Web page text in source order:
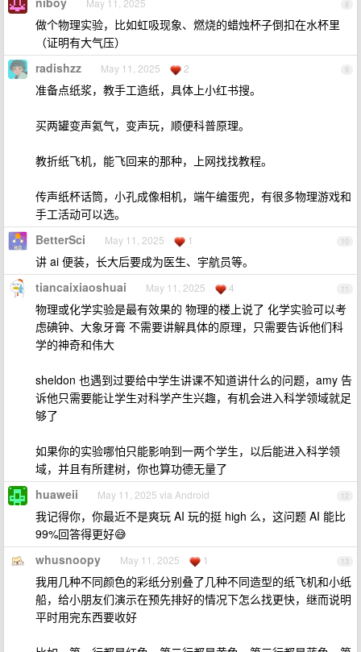
8
May 11, 2025
做个物理实验，比如虹吸现象、燃烧的蜡烛杯子倒扣在水杯里
（证明有大气压）
9
radishzz May 11, 2025 2
准备点纸浆，教手工造纸，具体上小红书搜。
买两罐变声氦气，变声玩，顺便科普原理。
教折纸飞机，能飞回来的那种，上网找找教程。
传声纸杯话筒，小孔成像相机，端午编蛋兜，有很多物理游戏和
手工活动可以选。
10
BetterSci May 11, 2025 1
讲 ai 便装，长大后要成为医生、宇航员等。
11
tiancaixiaoshuai May 11, 2025 4
物理或化学实验是最有效果的 物理的楼上说了 化学实验可以考
虑碘钟、大象牙膏 不需要讲解具体的原理，只需要告诉他们科
学的神奇和伟大
sheldon 也遇到过要给中学生讲课不知道讲什么的问题，amy 告
诉他只需要能让学生对科学产生兴趣，有机会进入科学领域就足
够了
如果你的实验哪怕只能影响到一两个学生，以后能进入科学领
域，并且有所建树，你也算功德无量了
12
huaweii May 11, 2025 via Android
我记得你，你最近不是爽玩 AI 玩的挺 high 么，这问题 AI 能比
99%回答得更好😅
13
whusnoopy May 11, 2025 1
我用几种不同颜色的彩纸分别叠了几种不同造型的纸飞机和小纸
船，给小朋友们演示在预先排好的情况下怎么找更快，继而说明
平时用完东西要收好